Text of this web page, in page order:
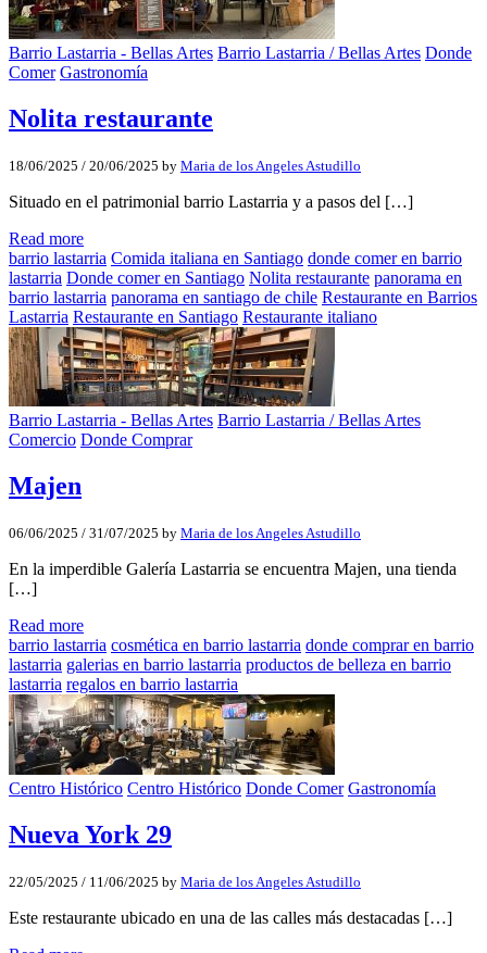
Barrio Lastarria - Bellas Artes Barrio Lastarria / Bellas Artes Donde
Comer Gastronomía
Nolita restaurante
18/06/2025 / 20/06/2025 by Maria de los Angeles Astudillo
Situado en el patrimonial barrio Lastarria y a pasos del […]
Read more
barrio lastarria Comida italiana en Santiago donde comer en barrio
lastarria Donde comer en Santiago Nolita restaurante panorama en
barrio lastarria panorama en santiago de chile Restaurante en Barrios
Lastarria Restaurante en Santiago Restaurante italiano
Barrio Lastarria - Bellas Artes Barrio Lastarria / Bellas Artes
Comercio Donde Comprar
Majen
06/06/2025 / 31/07/2025 by Maria de los Angeles Astudillo
En la imperdible Galería Lastarria se encuentra Majen, una tienda
[…]
Read more
barrio lastarria cosmética en barrio lastarria donde comprar en barrio
lastarria galerias en barrio lastarria productos de belleza en barrio
lastarria regalos en barrio lastarria
Centro Histórico Centro Histórico Donde Comer Gastronomía
Nueva York 29
22/05/2025 / 11/06/2025 by Maria de los Angeles Astudillo
Este restaurante ubicado en una de las calles más destacadas […]